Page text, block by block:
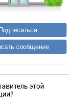
Подписаться
сообщение
этой